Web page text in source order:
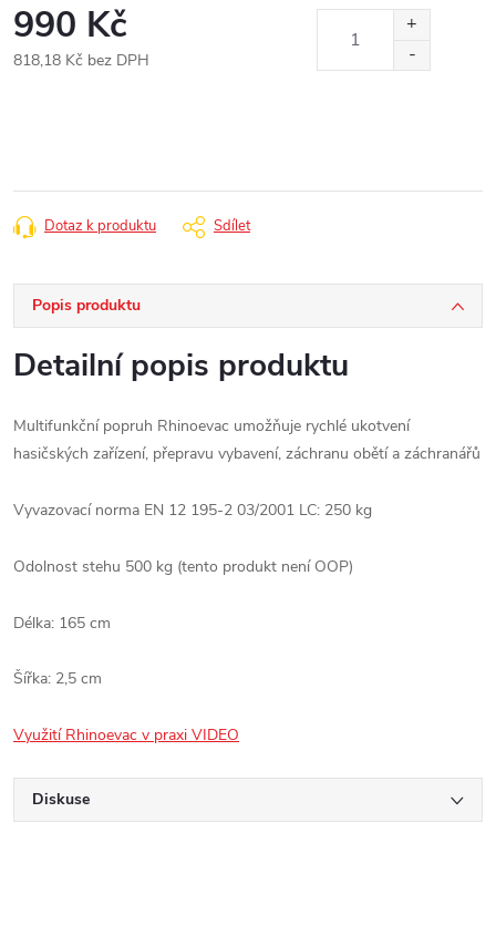
990 Kč
818,18 Kč bez DPH
Dotaz k produktu Sdílet
Popis produktu
Detailní popis produktu
Multifunkční popruh Rhinoevac umožňuje rychlé ukotvení
hasičských zařízení, přepravu vybavení, záchranu obětí a záchranářů
Vyvazovací norma EN 12 195-2 03/2001 LC: 250 kg
Odolnost stehu 500 kg (tento produkt není OOP)
Délka: 165 cm
Šířka: 2,5 cm
Využití Rhinoevac v praxi VIDEO
Diskuse